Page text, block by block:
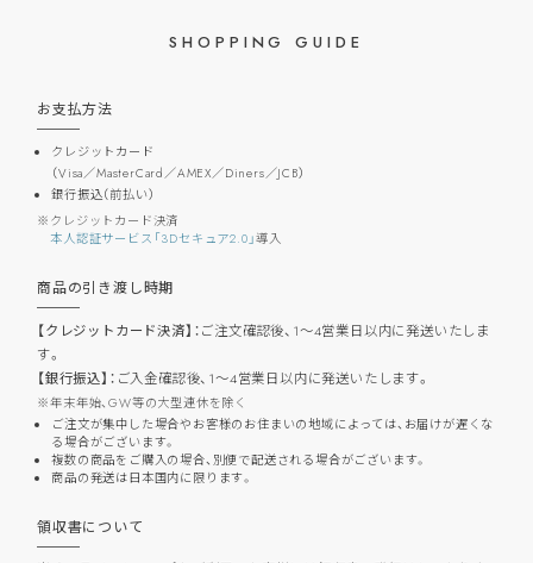
SHOPPING GUIDE
お支払方法
クレジットカード
（Visa／MasterCard／AMEX／Diners／JCB）
銀行振込（前払い）
クレジットカード決済
本人認証サービス「3Dセキュア2.0」導入
商品の引き渡し時期
【クレジットカード決済】：ご注文確認後、1～4営業日以内に発送いたしま
す。
【銀行振込】： ご入金確認後、1～4営業日以内に発送いたします。
年末年始、GW等の大型連休を除く
ご注文が集中した場合やお客様のお住まいの地域によっては、お届けが遅くな
る場合がございます。
複数の商品をご購入の場合、別便で配送される場合がございます。
商品の発送は日本国内に限ります。
領収書について